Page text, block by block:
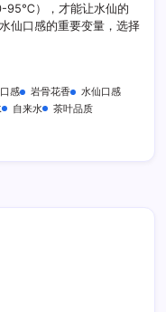
95℃），才能让水仙的
仙口感的重要变量，选择
口感 岩骨花香
水仙口感
自来水
茶叶品质